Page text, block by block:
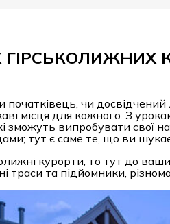
початківець, чи
місця для кожного. З
зможуть випробувати свої
тут є саме те, що ви
курорти, то тут до
траси та підйомники,